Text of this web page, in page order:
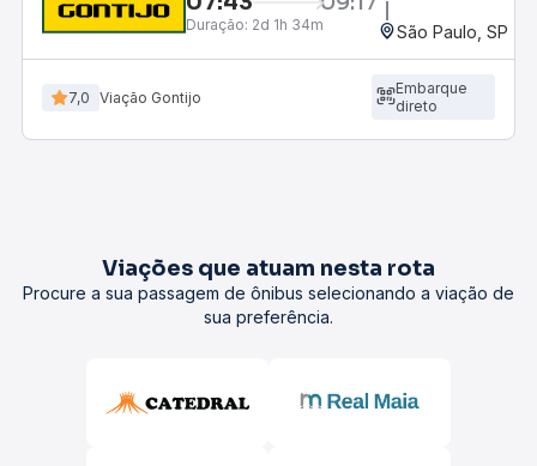
Duração: 2d 1h 34m São Paulo, SP -
7,0 Viação Gontijo
Embarque
direto
Viações que atuam nesta rota
Procure a sua passagem de ônibus selecionando a viação de
sua preferência.